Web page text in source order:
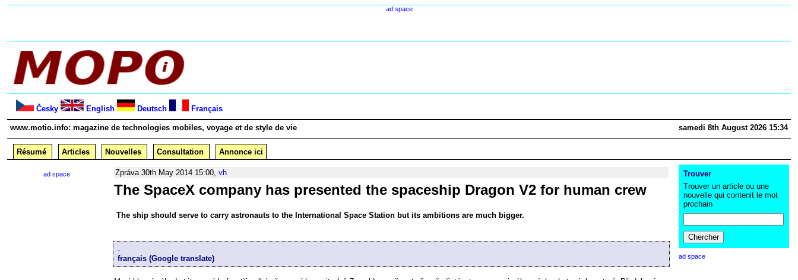
ad space
Česky English Deutsch Français
www.motio.info: magazine de technologies mobiles, voyage et de style de vie samedi 8th August 2026 15:34
Résumé Articles Nouvelles Consultation Annonce ici
ad space Zpráva30th May 2014 15:00, vh
The SpaceX company has presented the spaceship Dragon V2 for human crew
The ship should serve to carry astronauts to the International Space Station but its ambitions are much bigger.
-
français (Google translate)
Trouver
Trouver un article ou une
nouvelle qui contenit le mot
prochain
ad space